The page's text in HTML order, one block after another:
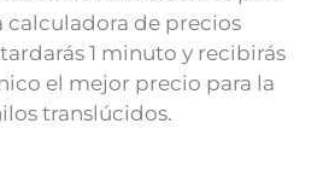
calculadora de precios
1 minuto y recibirás
el mejor precio para la
translúcidos.